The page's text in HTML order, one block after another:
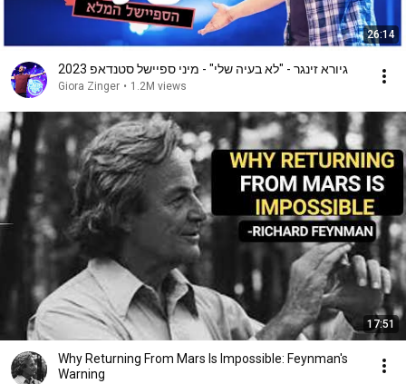
26:14
גיורא זינגר - "לא בעיה שלי" - מיני ספיישל סטנדאפ 2023
Giora Zinger • 1.2M views
17:51
Why Returning From Mars Is Impossible: Feynman's
Warning